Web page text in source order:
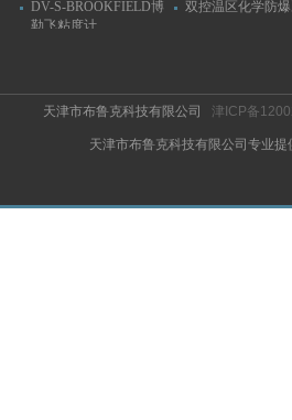
DV-S-BROOKFIELD博
勒飞粘度计
双控温区化学防
天津市布鲁克科技有限公司 津ICP备
天津市布鲁克科技有限公司专业提